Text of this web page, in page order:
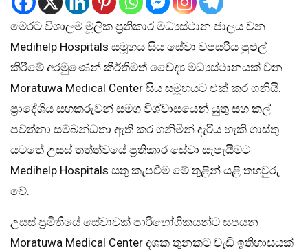
මෙරට විශාලම මූලික ප්‍රතිකාර මධ්‍යස්ථාන ජාලය වන
Medihelp Hospitals සමූහය සිය සේවා වපසරිය පුළුල්
කිරීමේ අරමුණෙන් කීර්තිමත් වෛද්‍ය මධ්‍යස්ථානයක් වන
Moratuwa Medical Center සිය සමූහයට එක් කර ගනියි.
ප්‍රාදේශීය සහකරුවන් සමග විශ්වාසයෙන් යුතු සහ කල්
පවත්නා සම්බන්ධතා ඇති කර ගනිමින් දැරිය හැකි ගාස්තු
යටතේ උසස් තත්ත්වයේ ප්‍රතිකාර සේවා සැපැයීමට
Medihelp Hospitals සතු කැපවීම මේ තුළින් යළි තහවුරු
වේ.
උසස් ප්‍රමිතියේ සේවාවක් පාරිභෝගිකයන්ට සපයන
Moratuwa Medical Center දශක තුනකට වැඩි ඉතිහාසයක්